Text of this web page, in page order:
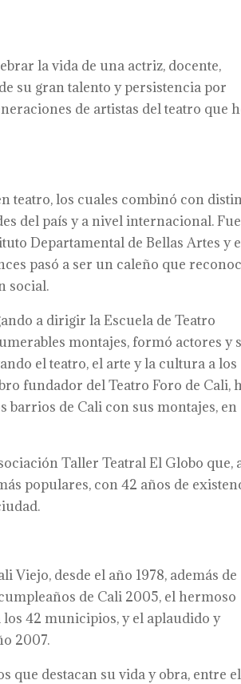
la vida de una actriz, docente,
su gran talento y persistencia por
de artistas del teatro que
teatro, los cuales combinó con
del país y a nivel internacional.
Departamental de Bellas Artes y
pasó a ser un caleño que
social.
a dirigir la Escuela de Teatro
montajes, formó actores y
el teatro, el arte y la cultura a los
fundador del Teatro Foro de Cali,
barrios de Cali con sus montajes, en
Taller Teatral El Globo que,
populares, con 42 años de
Viejo, desde el año 1978, además de
de Cali 2005, el hermoso
42 municipios, y el aplaudido y
2007.
que destacan su vida y obra, entre